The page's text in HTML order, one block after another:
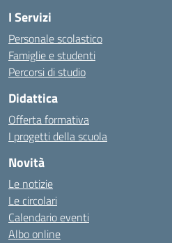
I Servizi
Personale scolastico
Famiglie e studenti
Percorsi di studio
Didattica
Offerta formativa
I progetti della scuola
Novità
Le notizie
Le circolari
Calendario eventi
Albo online